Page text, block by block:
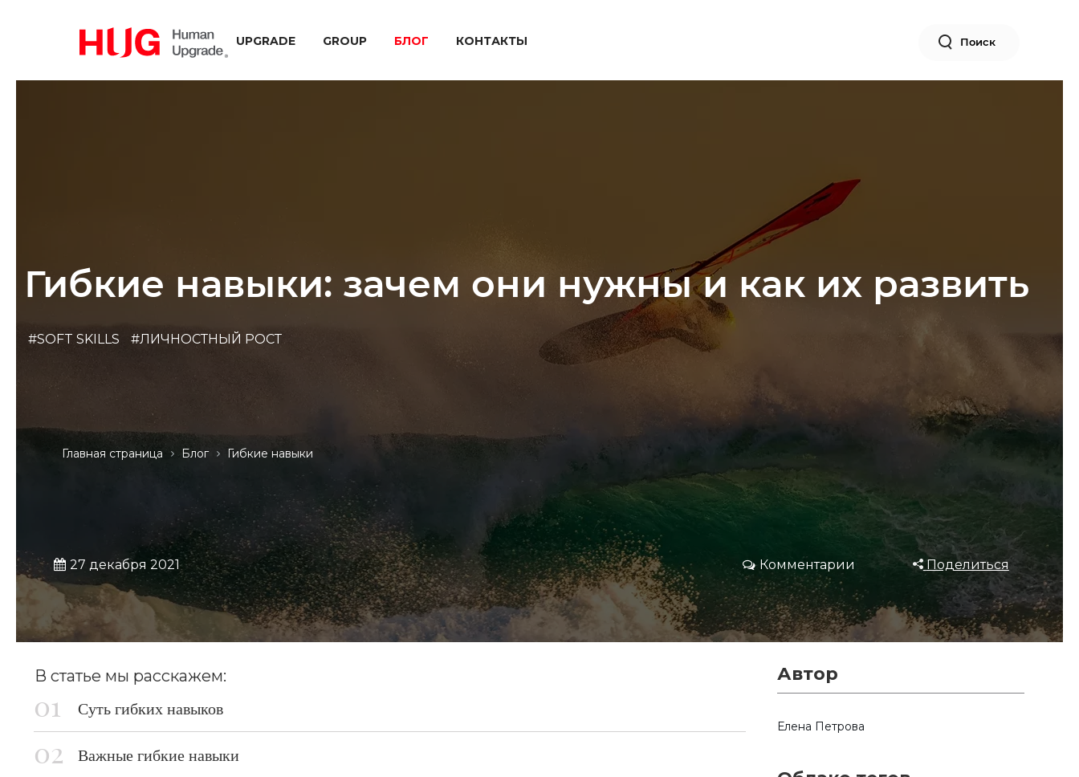
UPGRADE GROUP БЛОГ КОНТАКТЫ Поиск
Главная страница Блог Гибкие навыки
Гибкие навыки: зачем они нужны и как их развить
#SOFT SKILLS #ЛИЧНОСТНЫЙ РОСТ
27 декабря 2021 Комментарии Поделиться
В статье мы расскажем:
Суть гибких навыков
Важные гибкие навыки
Автор
Елена Петрова